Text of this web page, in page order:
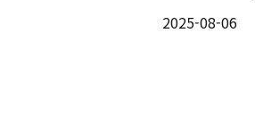
2025-08-06